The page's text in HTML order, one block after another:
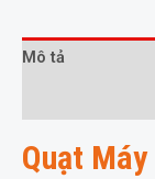
GFS007
Mô tả
Quạt